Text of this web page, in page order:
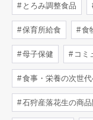
とろみ調整食品
保育所給食 食
母子保健 コミ
食事・栄養の次世
石狩産落花生の商品